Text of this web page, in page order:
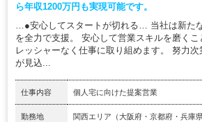
ら年収1200万円も実現可能です。
…●安心してスタートが切れる… 当社は新た
を全力で支援。 安心して営業スキルを磨く
レッシャーなく仕事に取り組めます。 努力
が見込...
仕事内容 個人宅に向けた提案営業
勤務地
関西エリア（大阪府・京都府・兵